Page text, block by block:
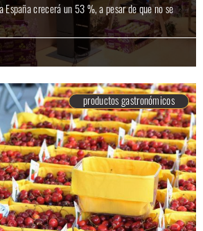
España crecerá un 53 %, a pesar de que no se
productos gastronómicos